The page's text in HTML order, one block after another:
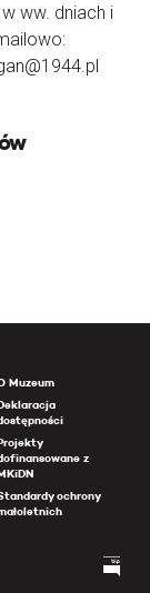
ww. dniach i
Muzeum
z
ochrony